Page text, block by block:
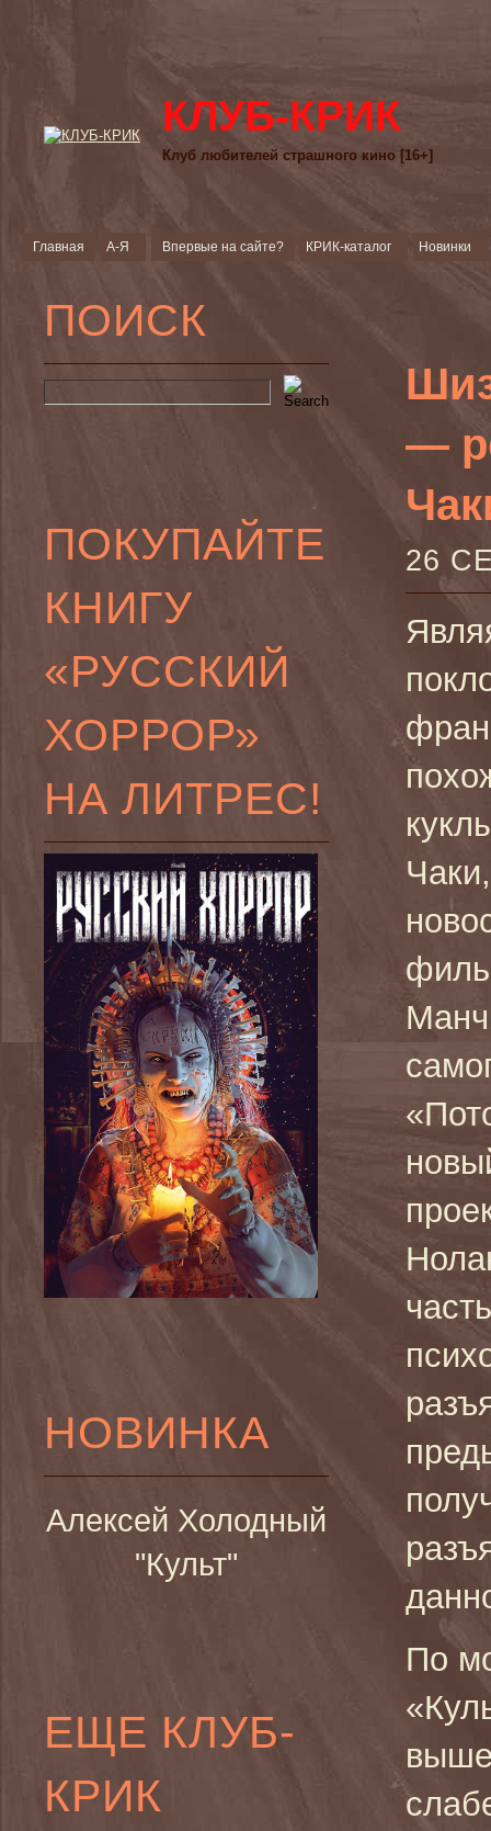
КЛУБ-КРИК
Клуб любителей страшного кино [16+]
Главная А-Я Впервые на сайте? КРИК-каталог Новинки
ПОИСК
ПОКУПАЙТЕ
КНИГУ
«РУССКИЙ
ХОРРОР»
НА ЛИТРЕС!
НОВИНКА
Алексей Холодный
"Культ"
ЕЩЕ КЛУБ-
КРИК
—
26
По